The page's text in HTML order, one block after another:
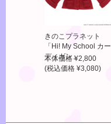
きのこプラネット
「Hi! My School カー
ディガン」
本体価格 ¥2,800
(税込価格 ¥3,080)